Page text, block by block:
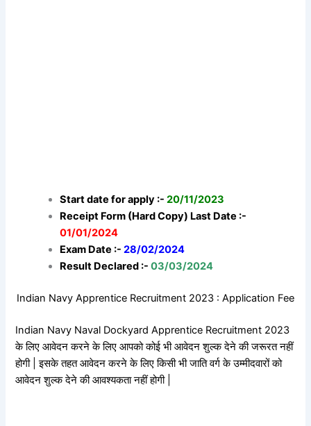
Start date for apply :-20/11/2023
Receipt Form (Hard Copy) Last Date :-
01/01/2024
Exam Date :-28/02/2024
Result Declared :-03/03/2024
Indian Navy Apprentice Recruitment 2023 : Application Fee
Indian Navy Naval Dockyard Apprentice Recruitment 2023
के लिए आवेदन करने के लिए आपको कोई भी आवेदन शुल्क देने की जरूरत नहीं
होगी | इसके तहत आवेदन करने के लिए किसी भी जाति वर्ग के उम्मीदवारों को
आवेदन शुल्क देने की आवश्यकता नहीं होगी |